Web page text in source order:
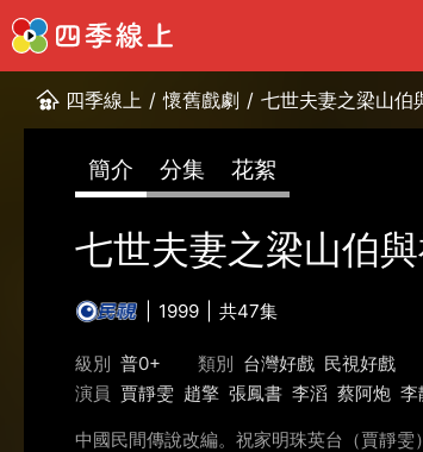
四季線上 / 懷舊戲劇 / 七世夫妻之梁山伯
簡介 分集 花絮
七世夫妻之梁山伯
1999 共47集
級別 普0+ 類別 台灣好戲 民視好戲
演員 賈靜雯 趙擎 張鳳書 李滔 蔡阿炮 李
中國民間傳說改編。祝家明珠英台（賈靜